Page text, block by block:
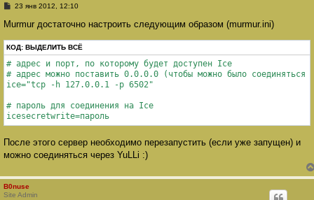
С
о
щ
е
н
и
е
23 янв 2012, 12:10
Murmur достаточно настроить следующим образом (murmur.ini)
КОД: ВЫДЕЛИТЬ ВСЁ
# адрес и порт, по которому будет доступен Ice
# адрес можно поставить 0.0.0.0 (чтобы можно было соединяться
ice="tcp -h 127.0.0.1 -p 6502"
# пароль для соединения на Ice
icesecretwrite=пароль
После этого сервер необходимо перезапустить (если уже запущен) и
можно соединяться через YuLLi :)
B0nuse
Site Admin